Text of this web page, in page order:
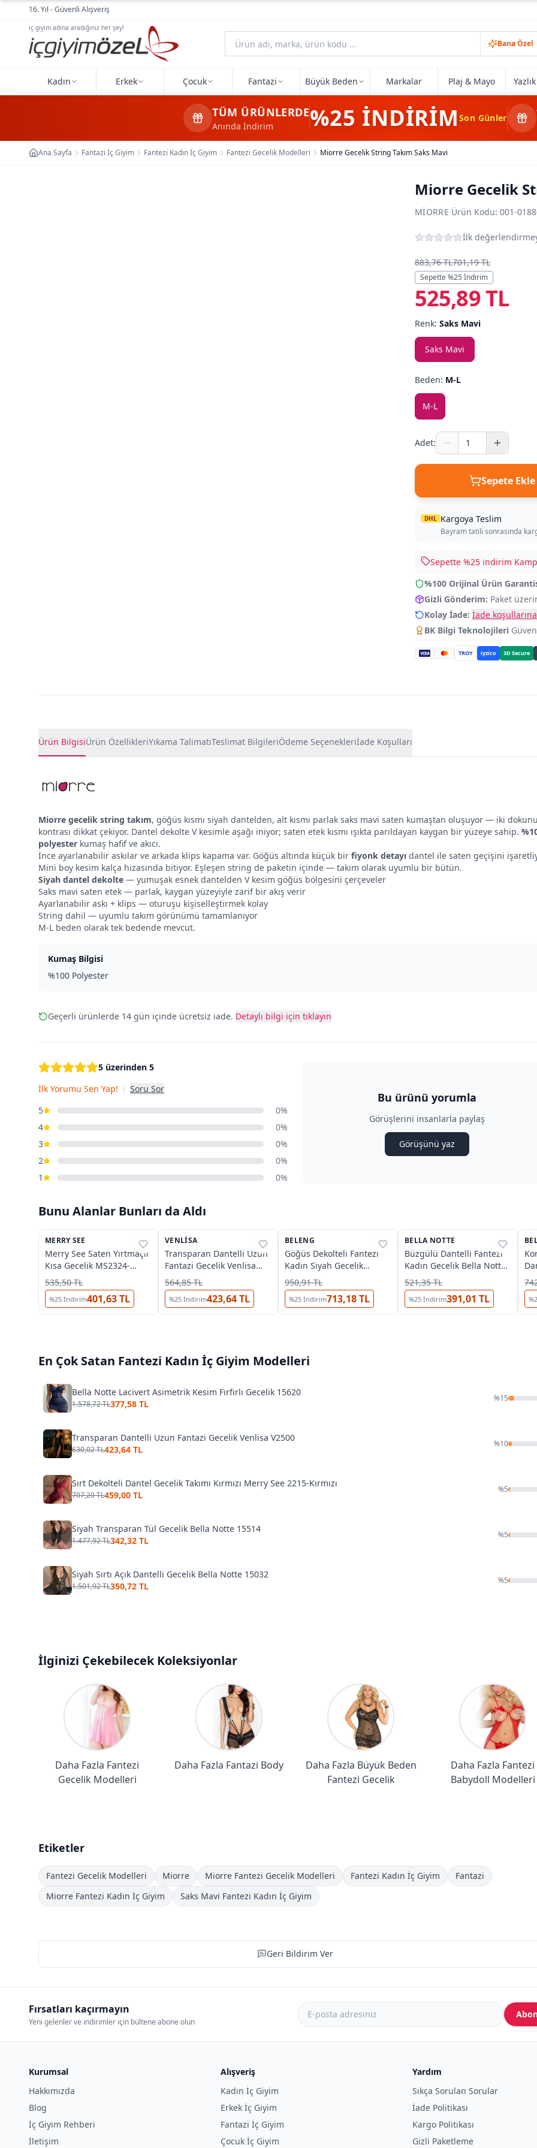
Ana içeriğe geç16. Yıl - Güvenli Alışveriş
iç giyim adına aradığınız her şey!
Bana Özel
Kadın Erkek Çocuk Fantazi Büyük Beden Markalar Plaj & Mayo
TÜM ÜRÜNLERDE
Anında İndirim %25 İNDİRİMSon Günler
Ana Sayfa Fantazi İç Giyim Fantezi Kadın İç Giyim Fantezi Gecelik Modelleri Miorre Gecelik String Takım Saks Mavi
Miorre Gecelik
MIORRE·Ürün Kodu:001-
İlk
883,76 TL701,19 TL
Sepette %25 İndirim
525,89 TL
Renk: Saks Mavi
Saks Mavi
Beden: M-L
M-L
Adet:
Sepete Ekle
DHL Kargoya Teslim
Bayram tatili sonrasında
Sepette %25 indirim
%100 Orijinal Ürün
Gizli Gönderim: Paket
Kolay İade: İade koşullarına
BK Bilgi Teknolojileri
TROY iyzico 3D Secure
Ürün BilgisiÜrün ÖzellikleriYıkama TalimatıTeslimat BilgileriÖdeme Seçenekleriİade Koşulları
Miorre gecelik string takım, göğüs kısmı siyah dantelden, alt kısmı parlak saks mavi saten kumaştan oluşuyor — iki
kontrası dikkat çekiyor. Dantel dekolte V kesimle aşağı iniyor; saten etek kısmı ışıkta parıldayan kaygan bir yüzeye sahip.
polyester kumaş hafif ve akıcı.
İnce ayarlanabilir askılar ve arkada klips kapama var. Göğüs altında küçük bir fiyonk detayı dantel ile saten geçişini
Mini boy kesim kalça hizasında bitiyor. Eşleşen string de paketin içinde — takım olarak uyumlu bir bütün.
Siyah dantel dekolte — yumuşak esnek dantelden V kesim göğüs bölgesini çerçeveler
Saks mavi saten etek — parlak, kaygan yüzeyiyle zarif bir akış verir
Ayarlanabilir askı + klips — oturuşu kişiselleştirmek kolay
String dahil — uyumlu takım görünümü tamamlanıyor
M-L beden olarak tek bedende mevcut.
Kumaş Bilgisi
%100 Polyester
Geçerli ürünlerde 14 gün içinde ücretsiz iade. Detaylı bilgi için tıklayın
5 üzerinden 5
İlk Yorumu Sen Yap! | Soru Sor
5
0%
4
0%
3
0%
2
0%
1
0%
Bu ürünü yorumla
Görüşlerini insanlarla paylaş
Görüşünü yaz
Bunu Alanlar Bunları da Aldı
%35
MERRY SEE
Merry See Saten Yırtmaçlı
Kısa Gecelik MS2324-
Pembe
535,50 TL
%25 İndirim401,63 TL
%33
VENLISA
Transparan Dantelli Uzun
Fantazi Gecelik Venlisa
V2500
564,85 TL
%25 İndirim423,64 TL
%38
BELENG
Göğüs Dekolteli Fantezi
Kadın Siyah Gecelik
Beleng 6091
950,91 TL
%25 İndirim713,18 TL
%76
BELLA NOTTE
Büzgülü Dantelli Fantezi
Kadın Gecelik Bella Notte
15933
521,35 TL
%25 İndirim391,01 TL
%
%
En Çok Satan Fantezi Kadın İç Giyim Modelleri
Bella Notte Lacivert Asimetrik Kesim Fırfırlı Gecelik 15620
1.578,72 TL377,58 TL
%15
Transparan Dantelli Uzun Fantazi Gecelik Venlisa V2500
630,02 TL423,64 TL
%10
Sırt Dekolteli Dantel Gecelik Takımı Kırmızı Merry See 2215-Kırmızı
707,20 TL459,00 TL
%5
Siyah Transparan Tül Gecelik Bella Notte 15514
1.477,92 TL342,32 TL
%5
Siyah Sırtı Açık Dantelli Gecelik Bella Notte 15032
1.501,92 TL350,72 TL
%5
İlginizi Çekebilecek Koleksiyonlar
Daha Fazla Fantezi
Gecelik Modelleri
Daha Fazla Fantazi Body
Daha Fazla Büyük Beden
Fantezi Gecelik
Daha Fazla Fantezi
Babydoll Modelleri
Etiketler
Fantezi Gecelik Modelleri Miorre Miorre Fantezi Gecelik Modelleri Fantezi Kadın İç Giyim
Fantazi
Miorre Fantezi Kadın İç Giyim
Saks Mavi Fantezi Kadın İç Giyim
Geri Bildirim Ver
Fırsatları kaçırmayın
Yeni gelenler ve indirimler için bültene abone olun
Kurumsal
Hakkımızda
Blog
İç Giyim Rehberi
İletişim
Alışveriş
Kadın İç Giyim
Erkek İç Giyim
Fantazi İç Giyim
Çocuk İç Giyim
Yardım
Sıkça Sorulan Sorular
İade Politikası
Kargo Politikası
Gizli Paketleme